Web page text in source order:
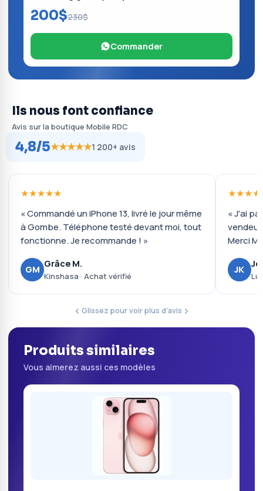
200$230$
Commander
Ils nous font confiance
Avis sur la boutique Mobile RDC
4,8/5★★★★★1 200+ avis
★★★★★
« Commandé un iPhone 13, livré le jour même
à Gombe. Téléphone testé devant moi, tout
fonctionne. Je recommande ! »
GM Grâce M.
Kinshasa · Achat vérifié
« J'ai
Merci
JK
Glissez pour voir plus d'avis
Produits similaires
Vous aimerez aussi ces modèles